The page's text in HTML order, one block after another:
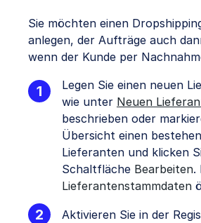
Sie möchten einen
anlegen, der Aufträge auch
wenn der Kunde per
Legen Sie einen neuen
wie unter Neuen
beschrieben oder
Übersicht einen
Lieferanten und klicken
Schaltfläche Bearbeiten.
Lieferantenstammdaten
Aktivieren Sie in der